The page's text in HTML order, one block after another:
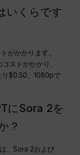
いくらです
がかかります。
ストがかかり、
り$0.50、1080pで
にSora 2を
？
、Sora 2および